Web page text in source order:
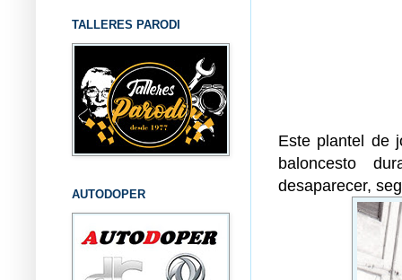
Este plantel de
baloncesto
desaparecer,
TALLERES PARODI
AUTODOPER